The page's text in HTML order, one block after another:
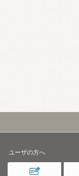
ユーザの方へ